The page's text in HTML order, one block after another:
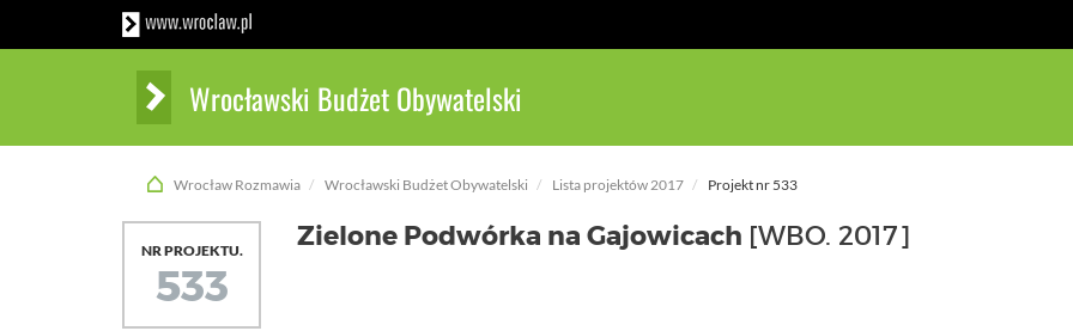
Wrocławski Budżet Obywatelski
Wrocław Rozmawia Wrocławski Budżet Obywatelski Lista projektów 2017 Projekt nr 533
NR PROJEKTU.
533
Zielone Podwórka na Gajowicach [WBO. 2017]